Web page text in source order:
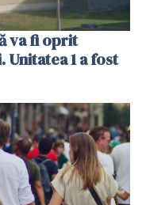
va fi oprit
1 a fost